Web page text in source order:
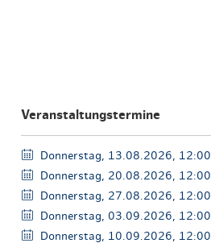
Veranstaltungstermine
Donnerstag, 13.08.2026, 12:00
Donnerstag, 20.08.2026, 12:00
Donnerstag, 27.08.2026, 12:00
Donnerstag, 03.09.2026, 12:00
Donnerstag, 10.09.2026, 12:00